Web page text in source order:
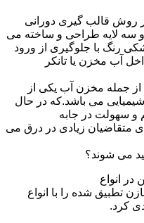
روش قالب گیری دورانی
سه لایه طراحی و ساخته می
رنگ با جلوگیری از ورود
آب مخزن یا تانکر
از جمله مخزن آب یکی از
شیمیایی می باشد.که در حال
سهولت در جابه
متقاضیان زیادی در درق می
می شوند؟
انواع
تطبیق شده را با انواع
کرد.